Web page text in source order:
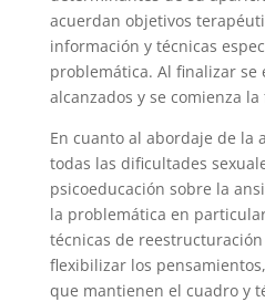
acuerdan objetivos
información y técnicas
problemática. Al finalizar se
alcanzados y se comienza
En cuanto al abordaje de la
todas las dificultades
psicoeducación sobre la
la problemática en
técnicas de
flexibilizar los
que mantienen el cuadro y